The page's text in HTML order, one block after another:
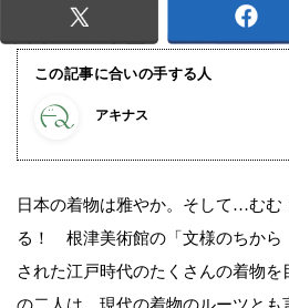
この記事に合いの手する人
アキナス
日本の着物は雅やか。そして…む
る！ 根津美術館の「文様のちか
された江戸時代のたくさんの着物を
の二人は、現代の着物のルーツとも